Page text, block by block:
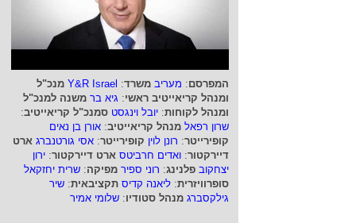
המפרסם: מעריב משרד:
Y&R Israel מנכ"ל
ומנהל קריאייטיב ראשי: גיא בר משנה למנכ"ל
ומנהל לקוחות: יובל וינגסט סמנכ"ל קריאייטיב:
שרון רפאל מנהל קריאייטיב: אורן בן נאים
קופירייטר: רונן לוין קופירייטר: אסי גורטנברג ארט
דיירקטור: ואדים חרביטס ארט דיירקטור: ירון
יצחקוב פלנינג: רוני ספיר מפיקה: שרית יחזקאל
סופרוויזרית: ליאנה קדיס תקציבאית: שיר
גילקסברג מנהל סטודיו: שלומי אמיר